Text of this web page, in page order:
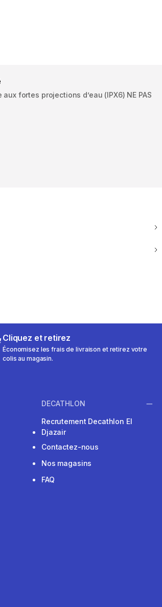
aux fortes projections d’eau (IPX6) NE PAS
Cliquez et retirez
Économisez les frais de livraison et retirez votre
colis au magasin.
DECATHLON
Recrutement Decathlon El
Djazair
Contactez-nous
Nos magasins
FAQ